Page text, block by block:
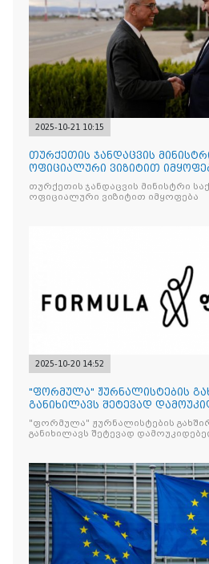
2025-10-21 10:15
თურქეთის ჯანდაცვის
ოფიციალური ვიზიტით
თურქეთის ჯანდაცვის მინისტრი
ოფიციალური ვიზიტით იმყოფება
2025-10-20 14:52
"ფორმულა" ჟურნალისტების
განიხილავს შეტევად
წინააღმდ
"ფორმულა" ჟურნალისტების
განიხილავს შეტევად